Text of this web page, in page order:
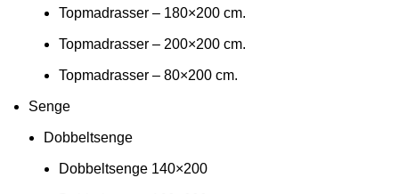
Topmadrasser – 180×200 cm.
Topmadrasser – 200×200 cm.
Topmadrasser – 80×200 cm.
Senge
Dobbeltsenge
Dobbeltsenge 140×200